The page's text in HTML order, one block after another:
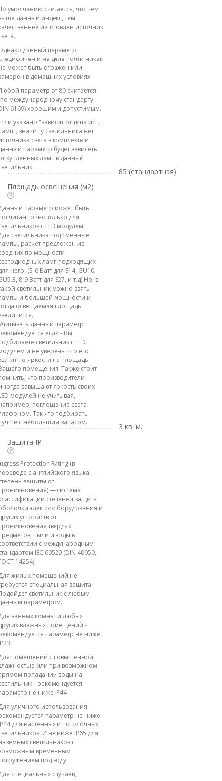
умолчанию считается, что чем
данный индекс, тем
изготовлен источник
данный параметр
и на деле почти никак
может быть отражен или
в домашних условиях.
параметр от 80 считается
международному стандарту
6169) хорошим и допустимым.
указано "зависит от типа исп.
значит у светильника нет
света в комплекте и
параметр будет зависеть
купленных ламп в данный
85 (стандартная)
Площадь освещения (м2)
параметр может быть
точно только для
с LED модулем.
светильника под сменные
расчет предложен из
по мощности
ламп подходящих
него. (5-6 Ватт для E14, GU10,
8-9 Ватт для E27, и т.д) Но, в
светильник можно взять
и большей мощности и
освещаемая площадь
данный параметр
если - Вы
светильник с LED
и не уверены что его
по яркости на площадь
помещения. Также стоит
что производители
завышают яркость своих
модулей не учитывая,
поглощение света
Так что подбирать
с небольшим запасом.
3 кв. м.
Защита IP
Protection Rating (в
с английского языка —
защиты от
— система
степеней защиты
электрооборудования и
устройств от
твёрдых
пыли и воды в
с международным
IEC 60529 (DIN 40050,
14254)
жилых помещений не
специальная защита.
светильник с любым
параметром.
ванных комнат и любых
влажных помещений -
параметр не ниже
помещений с повышенной
или при возможном
попадании воды на
- рекомендуется
не ниже IP44
уличного использования -
параметр не ниже
для настенных и потолочных
И не ниже IP65 для
светильников с
временным
под воду.
специальных случаев,